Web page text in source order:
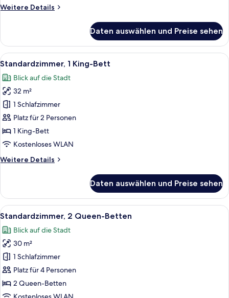
Weitere Details
Weitere
Daten auswählen und Preise sehen
Alle
Fotos
für
Standardzimmer,
1 King-
Bett
anzeigen
Ein modernes Hotelzimmer mit
8
Standardzimmer, 1 King-Bett
Blick auf die Stadt
32 m²
1 Schlafzimmer
Platz für 2 Personen
1 King-Bett
Kostenloses WLAN
Weitere Details
Weitere
1 King-
Bett
Daten auswählen und Preise sehen
Alle
Fotos
für
Standardzimmer,
2 Queen-
Betten
anzeigen
Ein Hotelzimmer mit zwei Betten,
9
Standardzimmer, 2 Queen-Betten
Blick auf die Stadt
30 m²
1 Schlafzimmer
Platz für 4 Personen
2 Queen-Betten